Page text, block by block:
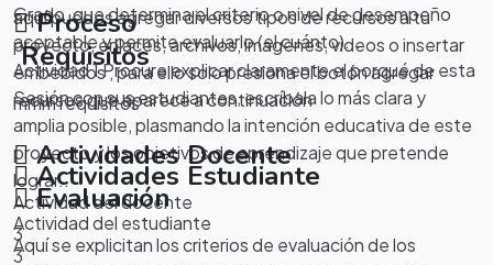
Grado, que determina el criterio o nivel de desempeño
aceptable y permite evaluarlo (el cuánto)...
aquí puedes agregar diversos tipos de recursos a tu
proyecto, enlaces, archivos, imagenes, videos o insertar
embebidos , para ello solo presiona el botón agregar
recursos que aparece a continuación
Requisitos
mmm requisitos
Proceso
Actividad 1 Procure explicar claramente el porqué de esta
Sesión con sus estudiantes, escríbala lo más clara y
amplia posible, plasmando la intención educativa de este
proyecto y los objetivos de aprendizaje que pretende
lograr..
3
Actividades Docente
Actividad del docente
3
Actividades Estudiante
Actividad del estudiante
Evaluación
Aquí se explicitan los criterios de evaluación de los